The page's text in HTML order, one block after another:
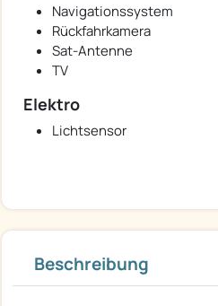
Navigationssystem
Rückfahrkamera
Sat-Antenne
TV
Elektro
Lichtsensor
Beschreibung